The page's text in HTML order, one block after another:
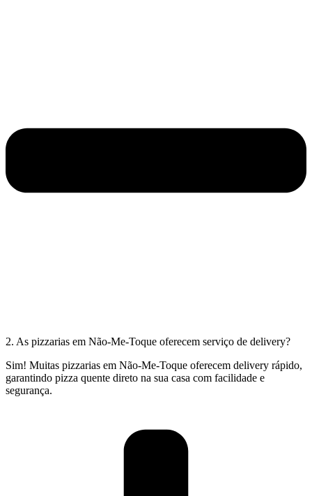
2. As pizzarias em Não-Me-Toque oferecem serviço de delivery?
Sim! Muitas pizzarias em Não-Me-Toque oferecem delivery rápido,
garantindo pizza quente direto na sua casa com facilidade e
segurança.